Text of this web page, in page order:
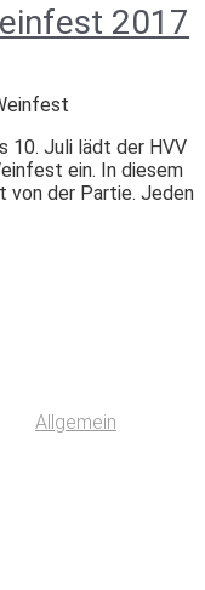
2017
10. Juli lädt der HVV
ein. In diesem
von der Partie. Jeden
Allgemein